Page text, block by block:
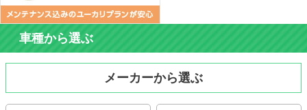
車種から選ぶ
メーカーから選ぶ